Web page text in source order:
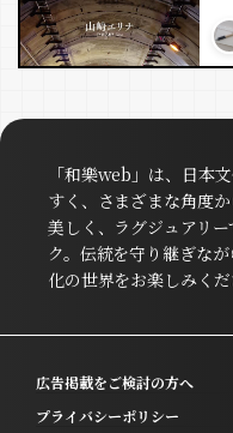
「和樂web」は、日本
すく、さまざまな角度か
美しく、ラグジュアリ
ク。伝統を守り継ぎな
化の世界をお楽しみくだ
広告掲載をご検討の方へ
プライバシーポリシー